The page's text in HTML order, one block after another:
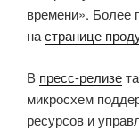
времени».
настранице
В пресс-релизе
микросхем
ресурсов и